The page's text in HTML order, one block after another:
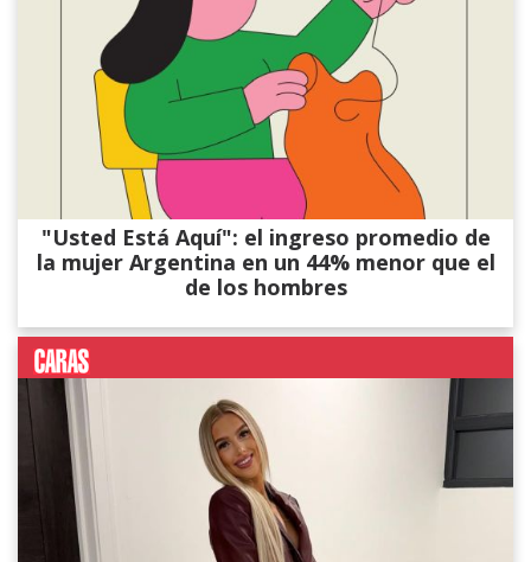
"Usted Está Aquí": el ingreso promedio de
la mujer Argentina en un 44% menor que el
de los hombres